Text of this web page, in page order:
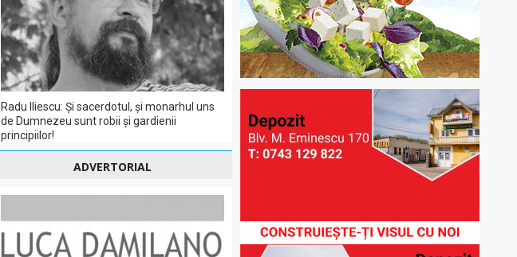
Radu Iliescu: Și sacerdotul, şi monarhul uns
de Dumnezeu sunt robii şi gardienii
principiilor!
ADVERTORIAL